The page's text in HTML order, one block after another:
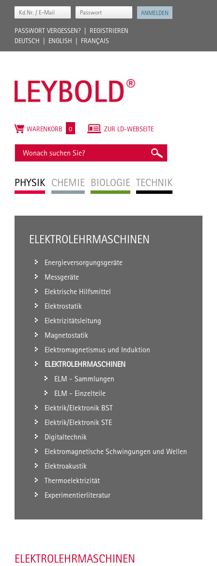
PASSWORT VERGESSEN?
REGISTRIEREN
DEUTSCH
ENGLISH FRANÇAIS
PHYSIK CHEMIE BIOLOGIE TECHNIK
ZUR LD-WEBSEITE
WARENKORB 0
ELEKTROLEHRMASCHINEN
Energieversorgungsgeräte
Messgeräte
Elektrische Hilfsmittel
Elektrostatik
Elektrizitätsleitung
Magnetostatik
Elektromagnetismus und Induktion
ELEKTROLEHRMASCHINEN
ELM - Sammlungen
ELM - Einzelteile
Elektrik/Elektronik BST
Elektrik/Elektronik STE
Digitaltechnik
Elektromagnetische Schwingungen und Wellen
Elektroakustik
Thermoelektrizität
Experimentierliteratur
ELEKTROLEHRMASCHINEN